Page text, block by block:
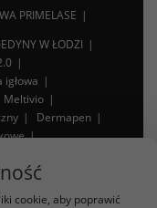
PRIMELASE
W ŁODZI
Meltivio
Dermapen
cookie, aby poprawić